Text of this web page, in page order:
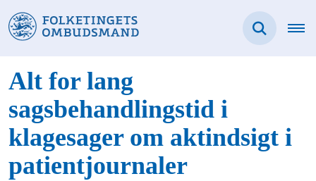
Alt for lang
sagsbehandlingstid i
klagesager om aktindsigt i
patientjournaler